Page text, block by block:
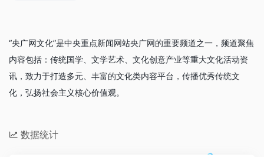
“央广网文化”是中央重点新闻网站央广网的重要频道之一，频道聚焦
内容包括：传统国学、文学艺术、文化创意产业等重大文化活动资
讯，致力于打造多元、丰富的文化类内容平台，传播优秀传统文
化，弘扬社会主义核心价值观。
数据统计